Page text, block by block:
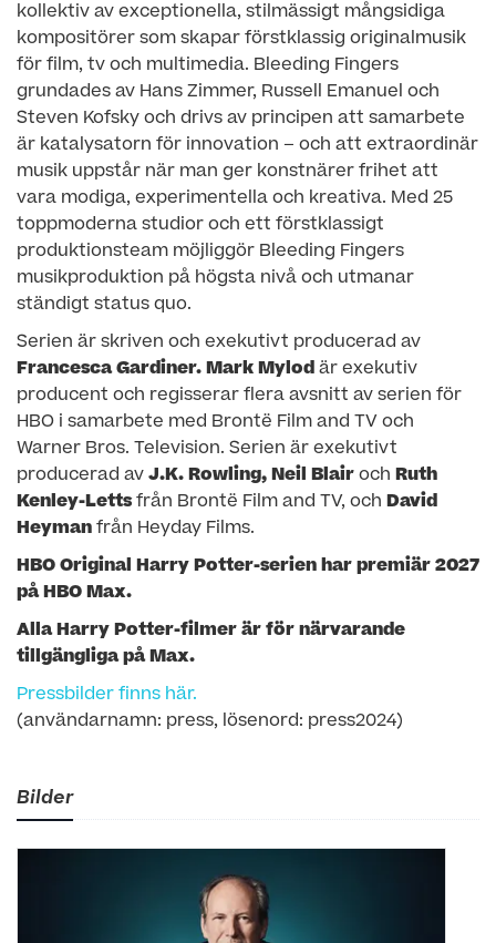
kollektiv av exceptionella, stilmässigt mångsidiga
kompositörer som skapar förstklassig originalmusik
för film, tv och multimedia. Bleeding Fingers
grundades av Hans Zimmer, Russell Emanuel och
Steven Kofsky och drivs av principen att samarbete
är katalysatorn för innovation – och att extraordinär
musik uppstår när man ger konstnärer frihet att
vara modiga, experimentella och kreativa. Med 25
toppmoderna studior och ett förstklassigt
produktionsteam möjliggör Bleeding Fingers
musikproduktion på högsta nivå och utmanar
ständigt status quo.
Serien är skriven och exekutivt producerad av
Francesca Gardiner. Mark Mylod är exekutiv
producent och regisserar flera avsnitt av serien för
HBO i samarbete med Brontë Film and TV och
Warner Bros. Television. Serien är exekutivt
producerad av J.K. Rowling, Neil Blair och Ruth
Kenley-Lettsfrån Brontë Film and TV, och David
Heyman från Heyday Films.
HBO Original Harry Potter-serien har premiär 2027
på HBO Max.
Alla Harry Potter-filmer är för närvarande
tillgängliga på Max.
Pressbilder finns här.
(användarnamn: press, lösenord: press2024)
Bilder